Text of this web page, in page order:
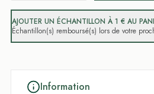
AJOUTER UN ÉCHANTILLON À 1 € AU
Échantillon(s) remboursé(s) lors de votre
Information